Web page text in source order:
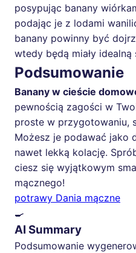
posypując banany
podając je z lodami
banany powinny być
wtedy będą miały
Podsumowanie
Banany w cieście
pewnością zagości w
proste w przygotowaniu,
Możesz je podawać jako
nawet lekką kolację.
ciesz się wyjątkowym
mącznego!
potrawy Dania mączne
🍳
AI Summary
Podsumowanie